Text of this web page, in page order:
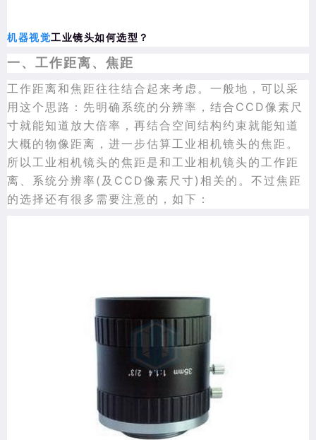
机器视觉工业镜头如何选型？
一、工作距离、焦距
工作距离和焦距往往结合起来考虑。一般地，可以采
用这个思路：先明确系统的分辨率，结合CCD像素尺
寸就能知道放大倍率，再结合空间结构约束就能知道
大概的物像距离，进一步估算工业相机镜头的焦距。
所以工业相机镜头的焦距是和工业相机镜头的工作距
离、系统分辨率(及CCD像素尺寸)相关的。不过焦距
的选择还有很多需要注意的，如下：